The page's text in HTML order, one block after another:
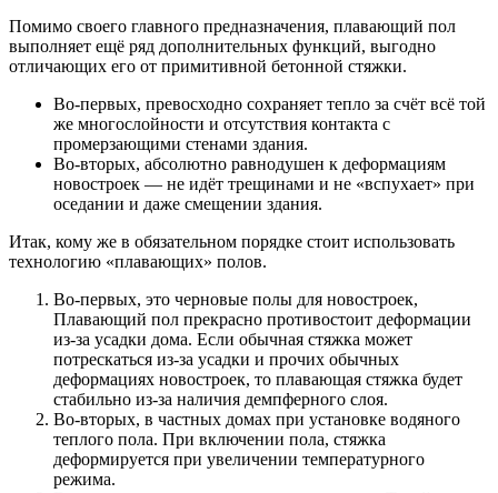
Помимо своего главного предназначения, плавающий пол
выполняет ещё ряд дополнительных функций, выгодно
отличающих его от примитивной бетонной стяжки.
Во-первых, превосходно сохраняет тепло за счёт всё той
же многослойности и отсутствия контакта с
промерзающими стенами здания.
Во-вторых, абсолютно равнодушен к деформациям
новостроек — не идёт трещинами и не «вспухает» при
оседании и даже смещении здания.
Итак, кому же в обязательном порядке стоит использовать
технологию «плавающих» полов.
Во-первых, это черновые полы для новостроек,
Плавающий пол прекрасно противостоит деформации
из-за усадки дома. Если обычная стяжка может
потрескаться из-за усадки и прочих обычных
деформациях новостроек, то плавающая стяжка будет
стабильно из-за наличия демпферного слоя.
Во-вторых, в частных домах при установке водяного
теплого пола. При включении пола, стяжка
деформируется при увеличении температурного
режима.